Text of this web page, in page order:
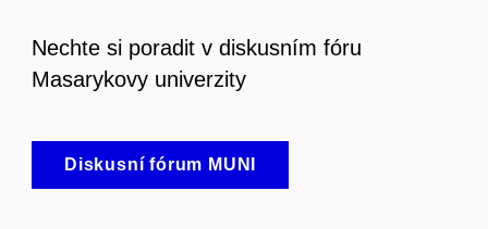
Nechte si poradit v diskusním fóru
Masarykovy univerzity
Diskusní fórum MUNI